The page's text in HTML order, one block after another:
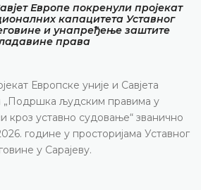
Европе покренули пројекат
капацитета Уставног
и унапређење заштите
права
Европске уније и Савјета
„Подршка људским правима у
кроз уставно судовање“ званично
године у просторијама Уставног
у Сарајеву.